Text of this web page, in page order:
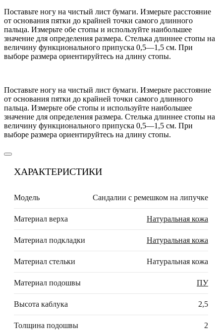
Поставьте ногу на чистый лист бумаги. Измерьте расстояние
от основания пятки до крайней точки самого длинного
пальца. Измерьте обе стопы и используйте наибольшее
значение для определения размера. Стелька длиннее стопы на
величину функционального припуска 0,5—1,5 см. При
выборе размера ориентируйтесь на длину стопы.
Поставьте ногу на чистый лист бумаги. Измерьте расстояние
от основания пятки до крайней точки самого длинного
пальца. Измерьте обе стопы и используйте наибольшее
значение для определения размера. Стелька длиннее стопы на
величину функционального припуска 0,5—1,5 см. При
выборе размера ориентируйтесь на длину стопы.
ХАРАКТЕРИСТИКИ
Модель Сандалии с ремешком на липучке
Материал верха Натуральная кожа
Материал подкладки Натуральная кожа
Материал стельки Натуральная кожа
Материал подошвы ПУ
Высота каблука 2,5
Толщина подошвы 2